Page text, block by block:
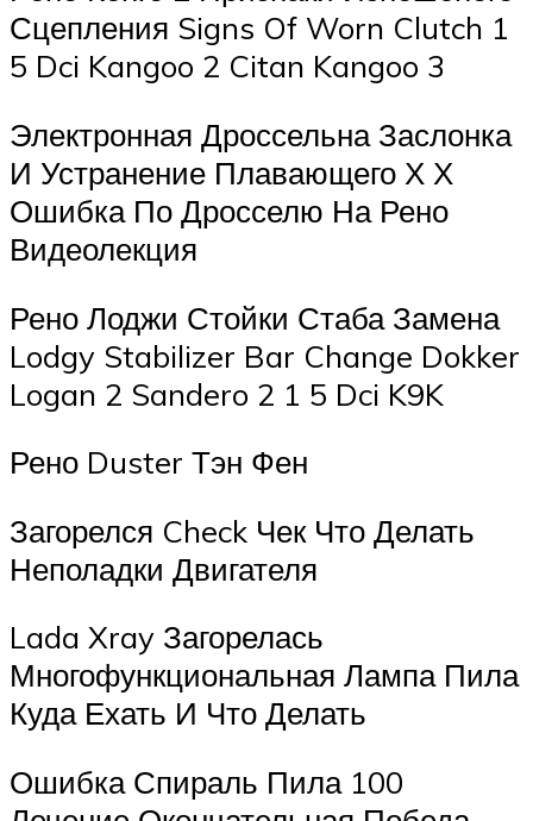
Сцепления Signs Of Worn Clutch 1
5 Dci Kangoo 2 Citan Kangoo 3
Электронная Дроссельна Заслонка
И Устранение Плавающего Х Х
Ошибка По Дросселю На Рено
Видеолекция
Рено Лоджи Стойки Стаба Замена
Lodgy Stabilizer Bar Change Dokker
Logan 2 Sandero 2 1 5 Dci K9K
Рено Duster Тэн Фен
Загорелся Check Чек Что Делать
Неполадки Двигателя
Lada Xray Загорелась
Многофункциональная Лампа Пила
Куда Ехать И Что Делать
Ошибка Спираль Пила 100